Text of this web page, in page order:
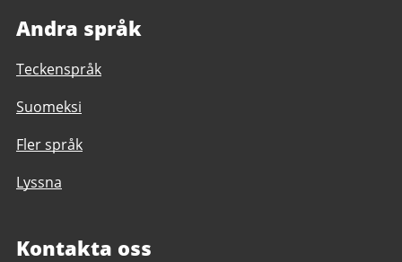
Andra språk
Teckenspråk
Suomeksi
Fler språk
Lyssna
Kontakta oss